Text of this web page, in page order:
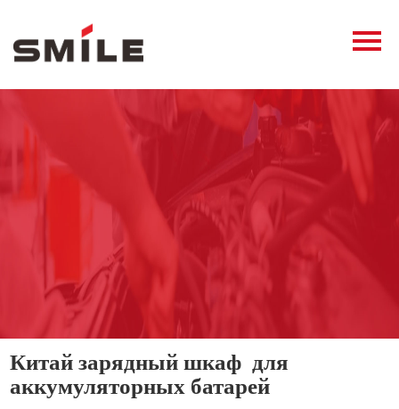
Продукция
О нас
Контакты
Китай зарядный шкаф для
аккумуляторных батарей